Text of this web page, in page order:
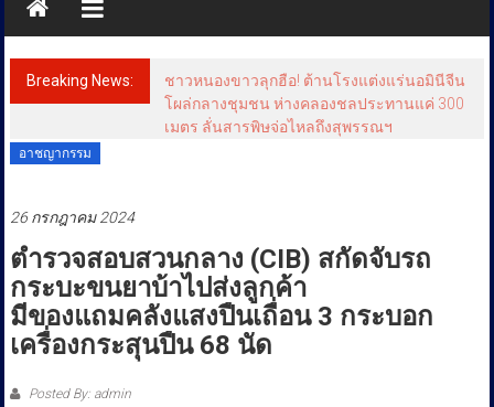
ข่าว
ราชการ
ทุกข์
เคียง
ประชาชน
Breaking News:
ชาวหนองขาวลุกฮือ! ต้านโรงแต่งแร่นอมินีจีน
โผล่กลางชุมชน ห่างคลองชลประทานแค่ 300
เมตร ลั่นสารพิษจ่อไหลถึงสุพรรณฯ
อาชญากรรม
26 กรกฎาคม 2024
ตำรวจสอบสวนกลาง (CIB) สกัดจับรถ
กระบะขนยาบ้าไปส่งลูกค้า
มีของแถมคลังแสงปืนเถื่อน 3 กระบอก
เครื่องกระสุนปืน 68 นัด
Posted By: admin